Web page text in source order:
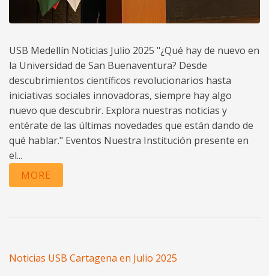
USB Medellín Noticias Julio 2025 "¿Qué hay de nuevo en
la Universidad de San Buenaventura? Desde
descubrimientos científicos revolucionarios hasta
iniciativas sociales innovadoras, siempre hay algo
nuevo que descubrir. Explora nuestras noticias y
entérate de las últimas novedades que están dando de
qué hablar." Eventos Nuestra Institución presente en
el...
MORE
Noticias USB Cartagena en Julio 2025